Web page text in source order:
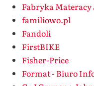
Fabryka
familiowo.pl
Fandoli
FirstBIKE
Fisher-Price
Format - Biuro